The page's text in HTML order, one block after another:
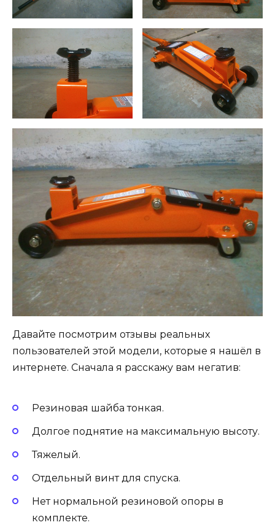
Давайте посмотрим отзывы реальных
пользователей этой модели, которые я нашёл в
интернете. Сначала я расскажу вам негатив:
Резиновая шайба тонкая.
Долгое поднятие на максимальную высоту.
Тяжелый.
Отдельный винт для спуска.
Нет нормальной резиновой опоры в
комплекте.